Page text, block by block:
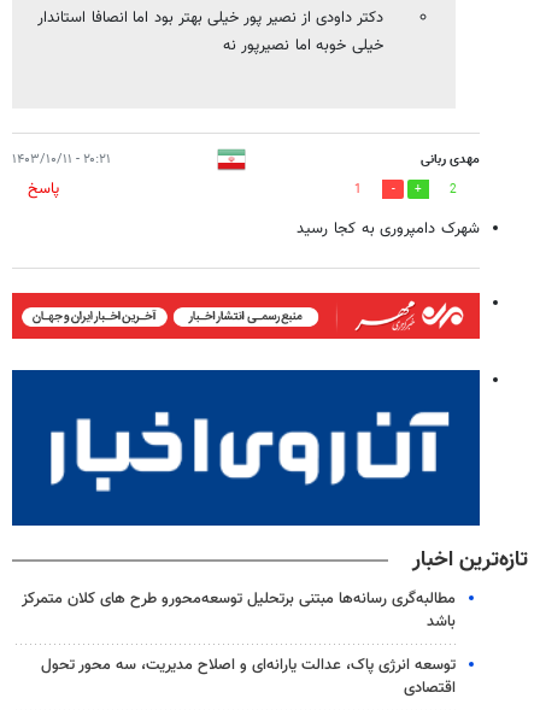
دکتر داودی از نصیر پور خیلی بهتر بود اما انصافا استاندار
خیلی خوبه اما نصیرپور نه
مهدی ربانی ۲۰:۲۱ - ۱۴۰۳/۱۰/۱۱
2
1
پاسخ
شهرک دامپروری به کجا رسید
تازه‌ترین اخبار
مطالبه‌گری رسانه‌ها مبتنی برتحلیل توسعه‌محورو طرح های کلان متمرکز
باشد
توسعه انرژی پاک، عدالت یارانه‌ای و اصلاح مدیریت، سه محور تحول
اقتصادی